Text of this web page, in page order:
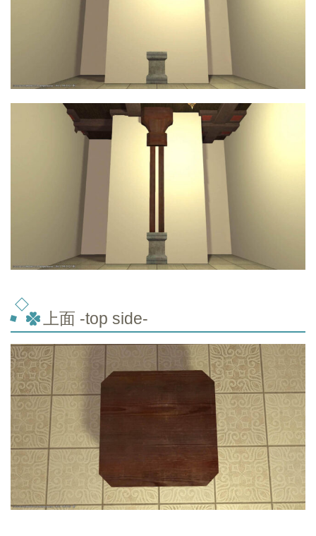
上面 -top side-